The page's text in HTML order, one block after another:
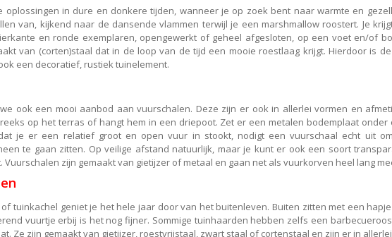
oplossingen in dure en donkere tijden, wanneer je op zoek bent naar warmte en
van, kijkend naar de dansende vlammen terwijl je een marshmallow roostert. Je
en ronde exemplaren, opengewerkt of geheel afgesloten, op een voet en/of
van (corten)staal dat in de loop van de tijd een mooie roestlaag krijgt. Hierdoor is
een decoratief, rustiek tuinelement.
ook een mooi aanbod aan vuurschalen. Deze zijn er ook in allerlei vormen en
op het terras of hangt hem in een driepoot. Zet er een metalen bodemplaat onder
je er een relatief groot en open vuur in stookt, nodigt een vuurschaal echt uit
te gaan zitten. Op veilige afstand natuurlijk, maar je kunt er ook een soort
zijn gemaakt van gietijzer of metaal en gaan net als vuurkorven heel lang
tuinkachel geniet je het hele jaar door van het buitenleven. Buiten zitten met een
vuurtje erbij is het nog fijner. Sommige tuinhaarden hebben zelfs een
Ze zijn gemaakt van gietijzer, roestvrijstaal, zwart staal of cortenstaal en zijn er in